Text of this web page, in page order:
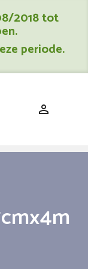
2018 tot
periode.
